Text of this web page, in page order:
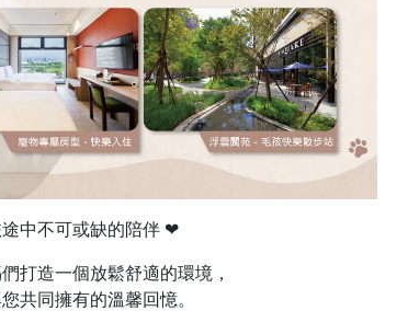
中不可或缺的陪伴 ❤
打造一個放鬆舒適的環境，
共同擁有的溫馨回憶。